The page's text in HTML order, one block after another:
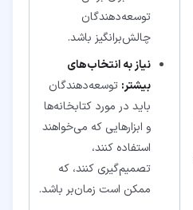
توسعه‌دهندگان
چالش‌برانگیز باشد.
نیاز به انتخاب‌های
بیشتر: توسعه‌دهندگان
باید در مورد کتابخانه‌ها
و ابزارهایی که می‌خواهند
استفاده کنند،
تصمیم‌گیری کنند، که
ممکن است زمان‌بر باشد.